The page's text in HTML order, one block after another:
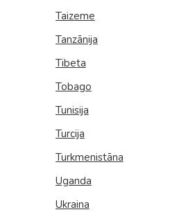
Taizeme
Tanzānija
Tibeta
Tobago
Tunisija
Turcija
Turkmenistāna
Uganda
Ukraina